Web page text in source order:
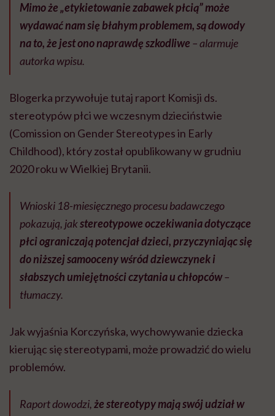
Mimo że „etykietowanie zabawek płcią” może
wydawać nam się błahym problemem, są dowody
na to, że jest ono naprawdę szkodliwe – alarmuje
autorka wpisu.
Blogerka przywołuje tutaj raport Komisji ds.
stereotypów płci we wczesnym dzieciństwie
(Comission on Gender Stereotypes in Early
Childhood), który został opublikowany w grudniu
2020 roku w Wielkiej Brytanii.
Wnioski 18-miesięcznego procesu badawczego
pokazują, jakstereotypowe oczekiwania dotyczące
płci ograniczają potencjał dzieci, przyczyniając się
do niższej samooceny wśród dziewczynek i
słabszych umiejętności czytania u chłopców–
tłumaczy.
Jak wyjaśnia Korczyńska, wychowywanie dziecka
kierując się stereotypami, może prowadzić do wielu
problemów.
Raport dowodzi,że stereotypy mają swój udział w